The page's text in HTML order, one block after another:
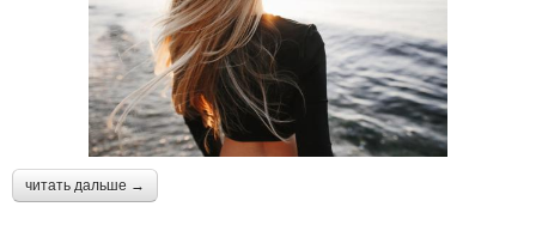
читать дальше →